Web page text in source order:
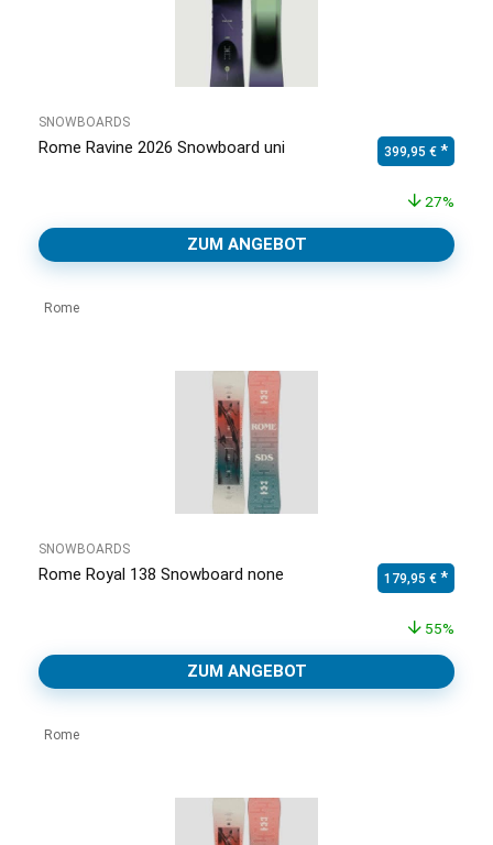
SNOWBOARDS
Rome Ravine 2026 Snowboard uni Ursprünglicher
399,95 €
27%
ZUM ANGEBOT
Rome
SNOWBOARDS
Rome Royal 138 Snowboard none Ursprünglicher
179,95 €
55%
ZUM ANGEBOT
Rome